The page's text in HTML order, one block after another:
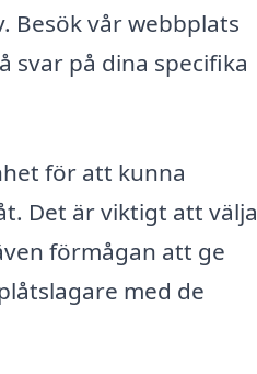
Besök vår webbplats
på dina specifika
för att kunna
Det är viktigt att välja
förmågan att ge
med de